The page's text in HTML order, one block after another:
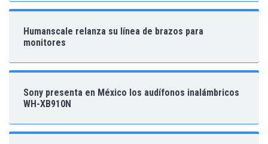
Humanscale relanza su línea de brazos para
monitores
Sony presenta en México los audífonos inalámbricos
WH-XB910N